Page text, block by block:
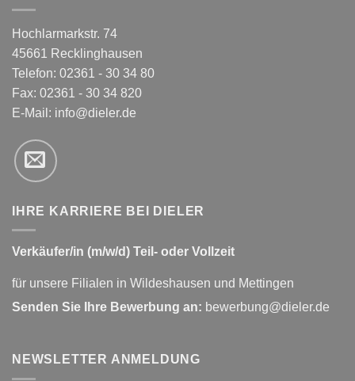
Hochlarmarkstr. 74
45661 Recklinghausen
Telefon: 02361 - 30 34 80
Fax: 02361 - 30 34 820
E-Mail: info@dieler.de
IHRE KARRIERE BEI DIELER
Verkäufer/in (m/w/d) Teil- oder Vollzeit
für unsere Filialen in Wildeshausen und Mettingen
Senden Sie Ihre Bewerbung an: bewerbung@dieler.de
NEWSLETTER ANMELDUNG